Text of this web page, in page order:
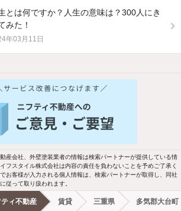
とは何ですか？人生の意味は？300人にき
みた！
年03月11日
絞り込んでいます！
2階以上
ペット相談
独立洗面台
都市ガス
産会社、外壁塗装業者の情報は検索パートナーが提供している情
フスタイル株式会社は内容の責任を負わないことを予めご了承く
お客様が入力される個人情報は、検索パートナーが取得し、同社
従って取り扱われます。
ィ不動産 賃貸 三重県 多気郡大台町